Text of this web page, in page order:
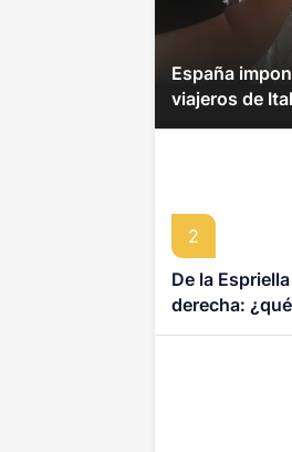
España
viajeros de
de Ceuta
2
De la
derecha:
América